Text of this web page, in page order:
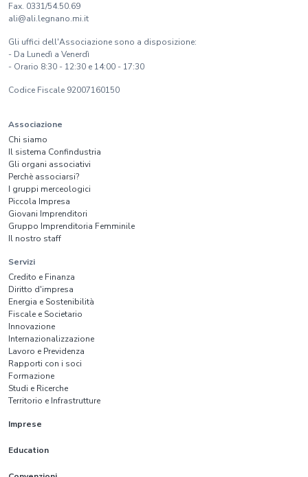
Fax. 0331/54.50.69
ali@ali.legnano.mi.it
Gli uffici dell'Associazione sono a disposizione:
- Da Lunedì a Venerdì
- Orario 8:30 - 12:30 e 14:00 - 17:30
Codice Fiscale 92007160150
Associazione
Chi siamo
Il sistema Confindustria
Gli organi associativi
Perchè associarsi?
I gruppi merceologici
Piccola Impresa
Giovani Imprenditori
Gruppo Imprenditoria Femminile
Il nostro staff
Servizi
Credito e Finanza
Diritto d'impresa
Energia e Sostenibilità
Fiscale e Societario
Innovazione
Internazionalizzazione
Lavoro e Previdenza
Rapporti con i soci
Formazione
Studi e Ricerche
Territorio e Infrastrutture
Imprese
Education